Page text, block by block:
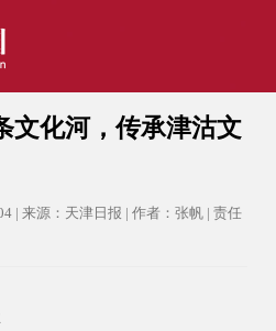
文化河，传承津沽文
| 来源：天津日报 | 作者：张帆 | 责任